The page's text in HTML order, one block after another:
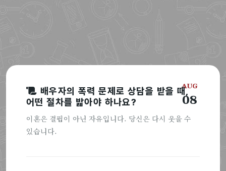
AUG
08
배우자의 폭력 문제로 상담을 받을 때,
어떤 절차를 밟아야 하나요?
이혼은 결핍이 아닌 자유입니다. 당신은 다시 웃을 수
있습니다.